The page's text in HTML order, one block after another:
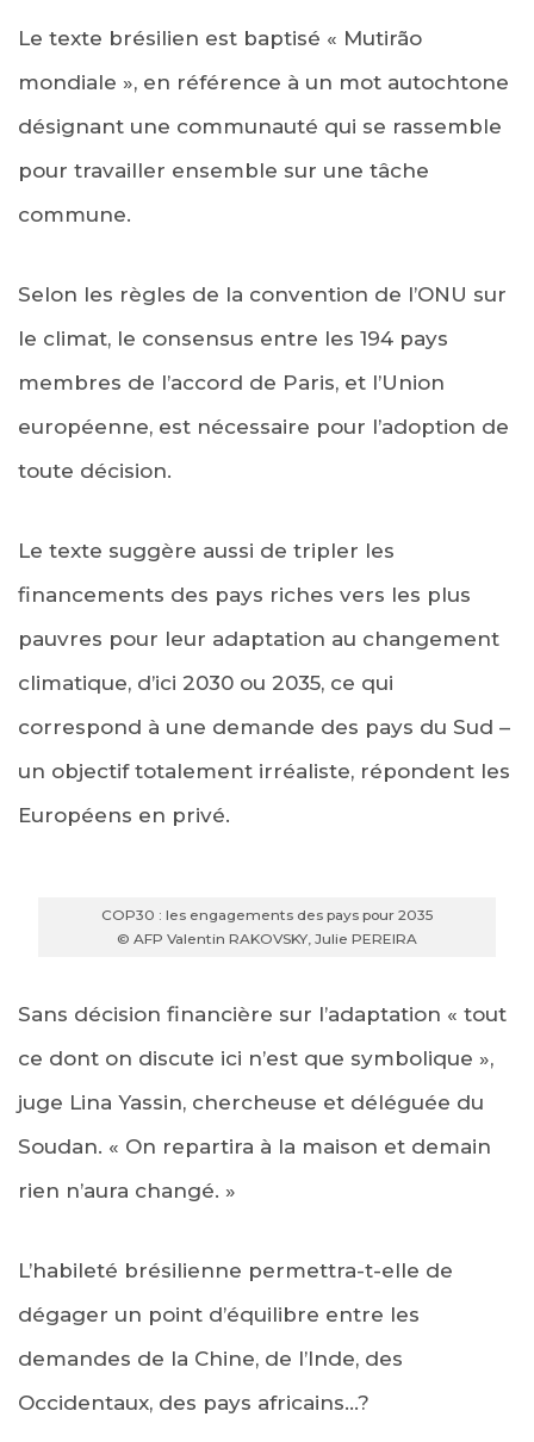
Le texte brésilien est baptisé « Mutirão
mondiale », en référence à un mot autochtone
désignant une communauté qui se rassemble
pour travailler ensemble sur une tâche
commune.
Selon les règles de la convention de l’ONU sur
le climat, le consensus entre les 194 pays
membres de l’accord de Paris, et l’Union
européenne, est nécessaire pour l’adoption de
toute décision.
Le texte suggère aussi de tripler les
financements des pays riches vers les plus
pauvres pour leur adaptation au changement
climatique, d’ici 2030 ou 2035, ce qui
correspond à une demande des pays du Sud –
un objectif totalement irréaliste, répondent les
Européens en privé.
COP30 : les engagements des pays pour 2035
© AFP Valentin RAKOVSKY, Julie PEREIRA
Sans décision financière sur l’adaptation « tout
ce dont on discute ici n’est que symbolique »,
juge Lina Yassin, chercheuse et déléguée du
Soudan. « On repartira à la maison et demain
rien n’aura changé. »
L’habileté brésilienne permettra-t-elle de
dégager un point d’équilibre entre les
demandes de la Chine, de l’Inde, des
Occidentaux, des pays africains…?